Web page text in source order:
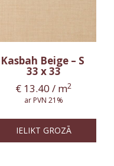
Kasbah Beige – S
33 x 33
€ 13.40 / m2
ar PVN 21%
IELIKT GROZĀ